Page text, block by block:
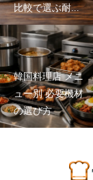
比較で選ぶ耐...
韓国料理店 メニ
ュー別 必要機材
の選び方